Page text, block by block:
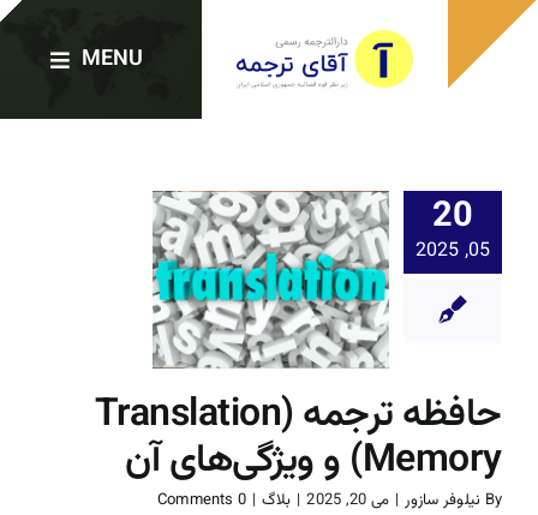
Skip
MENU
دارالترجمه‌ها
خدمات ترجمه
ترجمه رسمی فوری
وبلاگ
20
05, 2025
حافظه ترجمه (Translation
Memory) و ویژگی‌های آن
By نیلوفر سازور | می 20, 2025 | بلاگ |
0 Comments